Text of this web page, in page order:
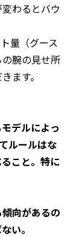
わるとバウ
量（グース
腕の見せ所
ます。
デルによっ
ルールはな
こと。特に
向があるの
い。